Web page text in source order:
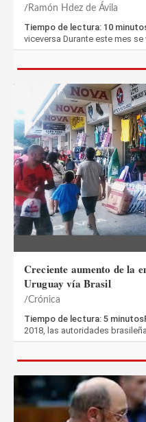
Ramón Hdez de Ávila
Tiempo de lectura: 10
viceversa Durante este mes se
Creciente aumento de la
Uruguay vía Brasil
Crónica
Tiempo de lectura: 5
2018, las autoridades